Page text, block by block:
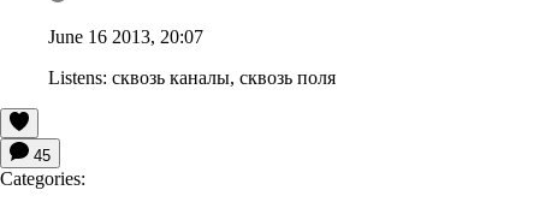
June 16 2013, 20:07
Listens: сквозь каналы, сквозь поля
45
Categories: